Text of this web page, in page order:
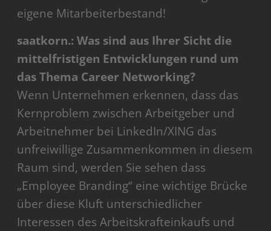
eigene Mitarbeiterbestand!
saatkorn.: Was sind aus Ihrer Sicht die
mittelfristigen Entwicklungen rund um
das Thema Career Networking?
Wenn Unternehmen erkennen, dass das
Kernproblem zwischen Arbeitgeber und
Arbeitnehmer bei LinkedIn/XING das
unfreiwillige Zusammenkommen in diesem
Raum sind, werden Sie sehen dass
„Employee Branding“ eine wichtige Brücke
über diese Kluft unterschiedlicher
Interessen des Arbeitskrafteinkaufs und